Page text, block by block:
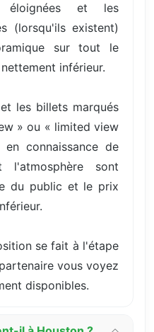
éloignées et les
(lorsqu'ils existent)
sur tout le
inférieur.
les billets marqués
» ou « limited view
connaissance de
sont
du public et le prix
se fait à l'étape
vous voyez
disponibles.